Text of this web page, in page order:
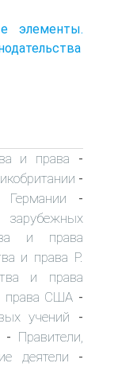
элементы.
и права -
-
-
и права
и права Р.
и права
права США -
учений -
- Правители,
деятели -